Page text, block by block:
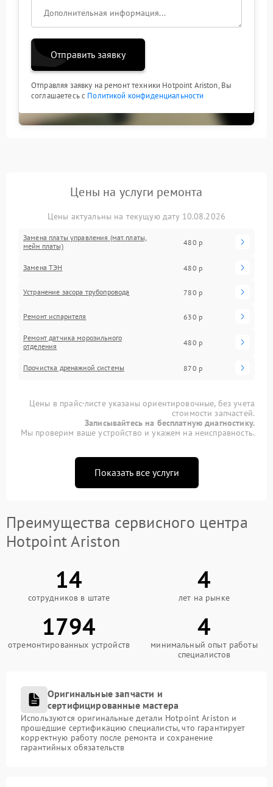
Отправить заявку
Отправляя заявку на ремонт техники Hotpoint Ariston, Вы
соглашаетесь с Политикой конфиденциальности
Цены на услуги ремонта
Цены актуальны на текущую дату 10.08.2026
Замена платы управления (мат.платы,
мейн платы)
480 р
Замена ТЭН 480 р
Устранение засора трубопровода 780 р
Ремонт испарителя 630 р
Ремонт датчика морозильного
отделения
480 р
Прочистка дренажной системы 870 р
Цены в прайс-листе указаны ориентировочные, без учета
стоимости запчастей.
Записывайтесь на бесплатную диагностику.
Мы проверим ваше устройство и укажем на неисправность.
Показать все услуги
Преимущества сервисного центра
Hotpoint Ariston
14
сотрудников в штате
4
лет на рынке
1794
отремонтированных устройств
4
минимальный опыт работы
специалистов
Оригинальные запчасти и
сертифицированные мастера
Используются оригинальные детали Hotpoint Ariston и
прошедшие сертификацию специалисты, что гарантирует
корректную работу после ремонта и сохранение
гарантийных обязательств